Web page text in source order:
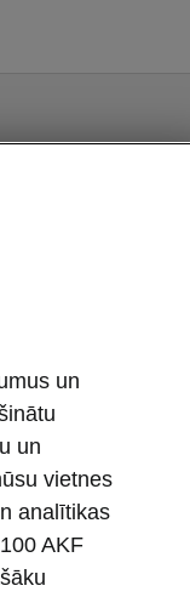
par
un
un
vietnes
analītikas
AKF